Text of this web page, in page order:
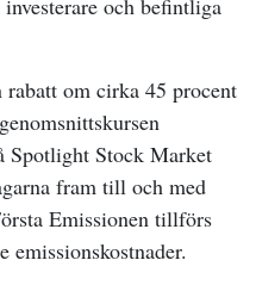
och befintliga
rabatt om cirka 45 procent
Spotlight Stock Market
fram till och med
Emissionen tillförs